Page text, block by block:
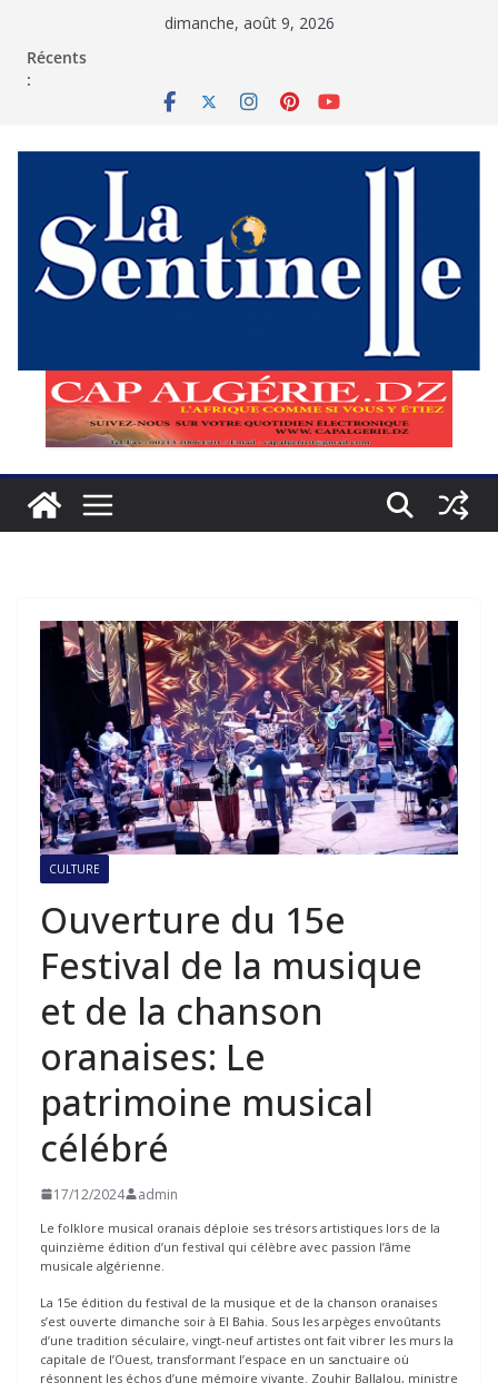
dimanche, août 9, 2026
Récents
:
CULTURE
Ouverture du 15e
Festival de la musique
et de la chanson
oranaises: Le
patrimoine musical
célébré
17/12/2024 admin
Le folklore musical oranais déploie ses trésors artistiques lors de la
quinzième édition d’un festival qui célèbre avec passion l’âme
musicale algérienne.
La 15e édition du festival de la musique et de la chanson oranaises
s’est ouverte dimanche soir à El Bahia. Sous les arpèges envoûtants
d’une tradition séculaire, vingt-neuf artistes ont fait vibrer les murs la
capitale de l’Ouest, transformant l’espace en un sanctuaire où
résonnent les échos d’une mémoire vivante. Zouhir Ballalou, ministre